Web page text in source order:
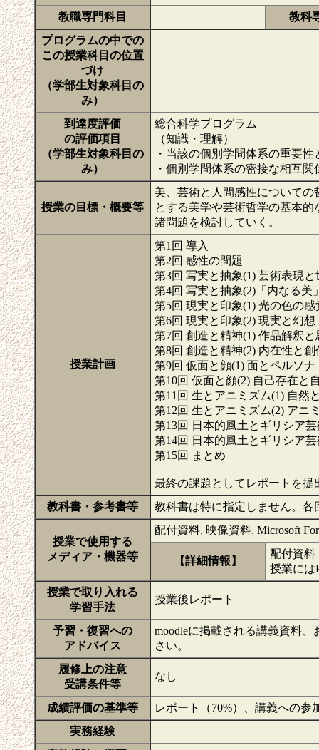
教職専門科目
教科
プログラムの中での
この授業科目の位置
づけ
（学部生対象科目の
み）
到達度評価
の評価項目
（学部生対象科目の
み）
総合科学プログラム
（知識・理解）
・当該の個別学問体系の重要
・個別学問体系の密接な相互
授業の目標・概要等
美、芸術と人間感性について
とする美学や芸術哲学の基本
諸問題を検討していく。
授業計画
第1回 導入
第2回 感性の問題
第3回 写実と抽象(1) 芸術表現と
第4回 写実と抽象(2)「内なる美
第5回 現実と印象(1) 光の色の感
第6回 現実と印象(2) 現実と幻想
第7回 創造と精神(1) 作品解釈と
第8回 創造と精神(2) 内在性と創
第9回 仮面と顔(1) 面とペルソナ
第10回 仮面と顔(2) 自己存在と
第11回 生とアニミズム(1) 自然
第12回 生とアニミズム(2) アニ
第13回 日本的風土とギリシア
第14回 日本的風土とギリシア
第15回 まとめ
最終の課題としてレポートを
教科書・参考書等
教科書は特に指定しません。
授業で使用する
メディア・機器等
配付資料, 映像資料, Microsoft
【詳細情報】
配付資料
授業には
授業で取り入れる
学習手法
授業後レポート
予習・復習への
アドバイス
moodleに掲載される講義資料
さい。
履修上の注意
受講条件等
なし
成績評価の基準等
レポート（70%）、講義への参
実務経験